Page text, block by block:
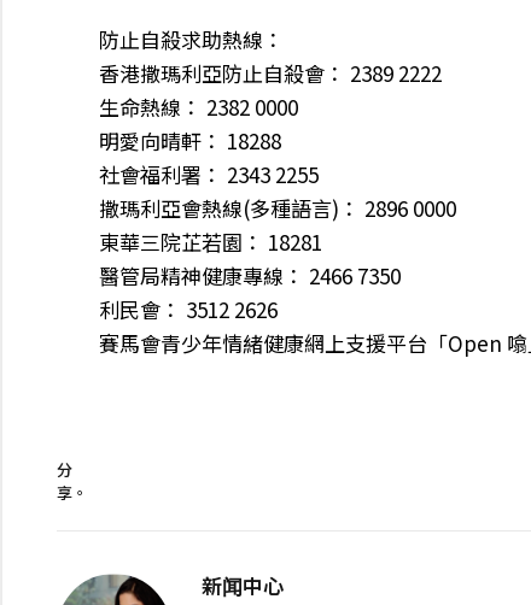
防止自殺求助熱線：
香港撒瑪利亞防止自殺會： 2389 2222
生命熱線： 2382 0000
明愛向晴軒： 18288
社會福利署： 2343 2255
撒瑪利亞會熱線(多種語言)： 2896 0000
東華三院芷若園： 18281
醫管局精神健康專線： 2466 7350
利民會： 3512 2626
賽馬會青少年情緒健康網上支援平台「Open
分
享。
新闻中心